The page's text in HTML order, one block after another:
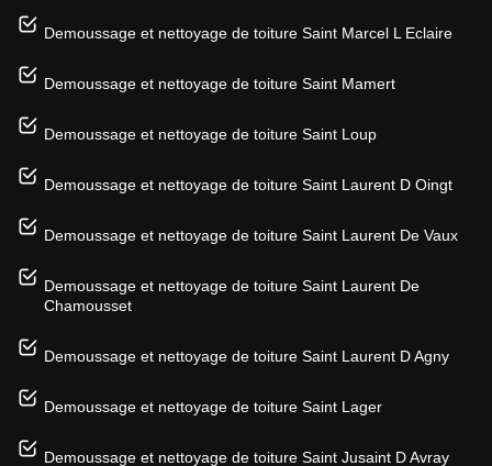
Demoussage et nettoyage de toiture Saint Marcel L Eclaire
Demoussage et nettoyage de toiture Saint Mamert
Demoussage et nettoyage de toiture Saint Loup
Demoussage et nettoyage de toiture Saint Laurent D Oingt
Demoussage et nettoyage de toiture Saint Laurent De Vaux
Demoussage et nettoyage de toiture Saint Laurent De
Chamousset
Demoussage et nettoyage de toiture Saint Laurent D Agny
Demoussage et nettoyage de toiture Saint Lager
Demoussage et nettoyage de toiture Saint Jusaint D Avray